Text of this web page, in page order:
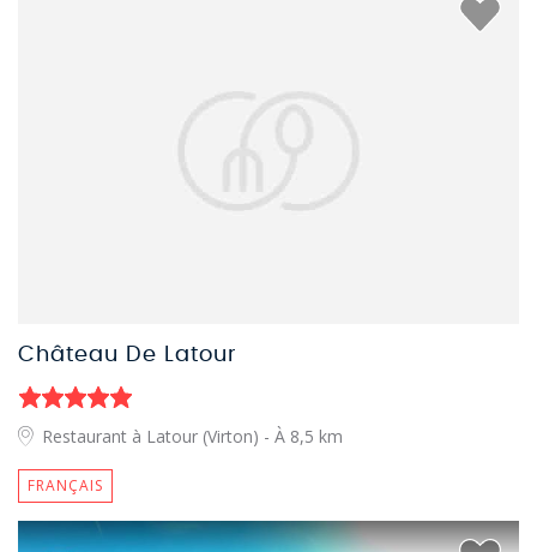
Château De Latour
Restaurant à Latour (Virton) - À 8,5 km
FRANÇAIS